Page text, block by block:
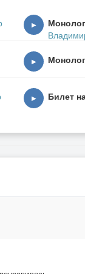
▶
▶
▶ Билет